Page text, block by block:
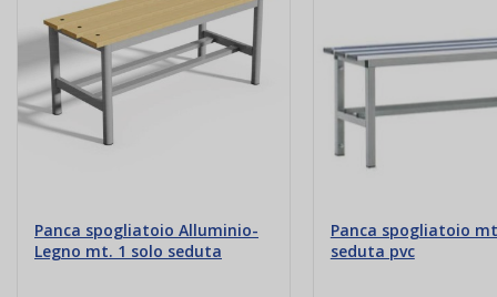
Panca spogliatoio Alluminio-
Legno mt. 1 solo seduta
Panca spogliatoio
seduta pvc